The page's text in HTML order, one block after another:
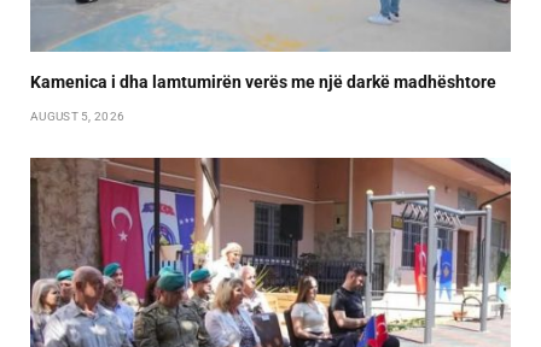
Kamenica i dha lamtumirën verës me një darkë madhështore
AUGUST 5, 2026